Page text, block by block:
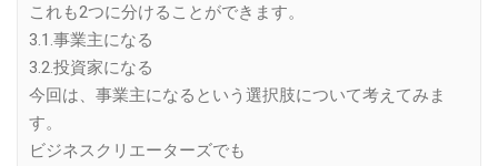
これも2つに分けることができます。
3.1.事業主になる
3.2.投資家になる
今回は、事業主になるという選択肢について考えてみま
す。
ビジネスクリエーターズでも